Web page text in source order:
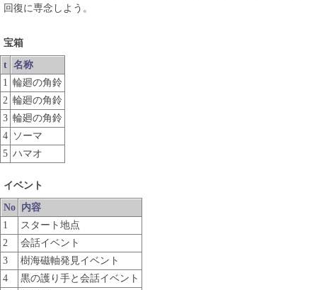
回復に専念しよう。
宝箱
t 名称
1 輪廻の角鈴
2 輪廻の角鈴
3 輪廻の角鈴
4 ソーマ
5 ハマオ
イベント
No 内容
1
スタート地点
2
会話イベント
3
樹海磁軸発見イベント
4
黒の護り手と会話イベント